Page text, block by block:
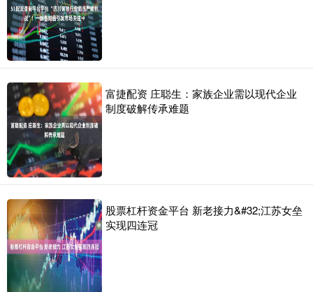
富捷配资 庄聪生：家族企业需以现代企业
制度破解传承难题
股票杠杆资金平台 新老接力&#32;江苏女垒
实现四连冠